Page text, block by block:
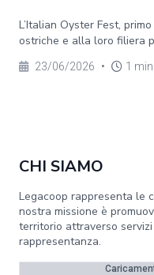
L’Italian Oyster Fest,
ostriche e alla loro filiera
23/06/2026 • 1 min
CHI SIAMO
Legacoop rappresenta le
nostra missione è
territorio attraverso
rappresentanza.